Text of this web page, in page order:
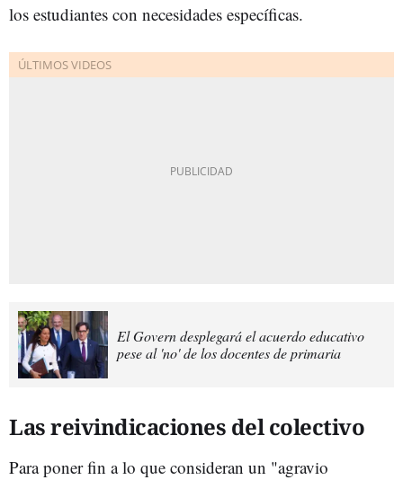
los estudiantes con necesidades específicas.
El Govern desplegará el acuerdo educativo
pese al 'no' de los docentes de primaria
Las reivindicaciones del colectivo
Para poner fin a lo que consideran un "agravio